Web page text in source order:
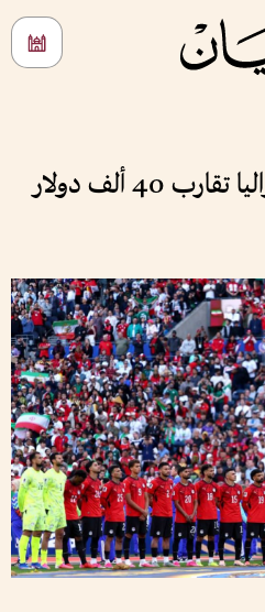
تذاكر مباراة مصر وأستراليا تقارب 40 ألف دولار